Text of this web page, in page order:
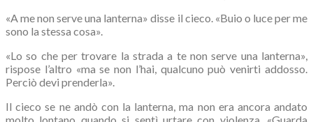
«A me non serve una lanterna» disse il cieco. «Buio o luce per me
sono la stessa cosa».
«Lo so che per trovare la strada a te non serve una lanterna»,
rispose l’altro «ma se non l’hai, qualcuno può venirti addosso.
Perciò devi prenderla».
Il cieco se ne andò con la lanterna, ma non era ancora andato